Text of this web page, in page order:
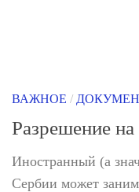
ВАЖНОЕ /
Разрешение
Иностранный (а
Сербии может